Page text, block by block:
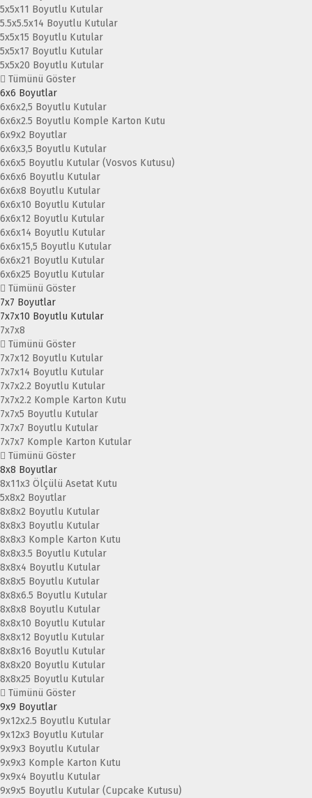
5x5x11 Boyutlu Kutular
5.5x5.5x14 Boyutlu Kutular
5x5x15 Boyutlu Kutular
5x5x17 Boyutlu Kutular
5x5x20 Boyutlu Kutular
Tümünü Göster
6x6 Boyutlar
6x6x2,5 Boyutlu Kutular
6x6x2.5 Boyutlu Komple Karton Kutu
6x9x2 Boyutlar
6x6x3,5 Boyutlu Kutular
6x6x5 Boyutlu Kutular (Vosvos Kutusu)
6x6x6 Boyutlu Kutular
6x6x8 Boyutlu Kutular
6x6x10 Boyutlu Kutular
6x6x12 Boyutlu Kutular
6x6x14 Boyutlu Kutular
6x6x15,5 Boyutlu Kutular
6x6x21 Boyutlu Kutular
6x6x25 Boyutlu Kutular
Tümünü Göster
7x7 Boyutlar
7x7x10 Boyutlu Kutular
7x7x8
Tümünü Göster
7x7x12 Boyutlu Kutular
7x7x14 Boyutlu Kutular
7x7x2.2 Boyutlu Kutular
7x7x2.2 Komple Karton Kutu
7x7x5 Boyutlu Kutular
7x7x7 Boyutlu Kutular
7x7x7 Komple Karton Kutular
Tümünü Göster
8x8 Boyutlar
8x11x3 Ölçülü Asetat Kutu
5x8x2 Boyutlar
8x8x2 Boyutlu Kutular
8x8x3 Boyutlu Kutular
8x8x3 Komple Karton Kutu
8x8x3.5 Boyutlu Kutular
8x8x4 Boyutlu Kutular
8x8x5 Boyutlu Kutular
8x8x6.5 Boyutlu Kutular
8x8x8 Boyutlu Kutular
8x8x10 Boyutlu Kutular
8x8x12 Boyutlu Kutular
8x8x16 Boyutlu Kutular
8x8x20 Boyutlu Kutular
8x8x25 Boyutlu Kutular
Tümünü Göster
9x9 Boyutlar
9x12x2.5 Boyutlu Kutular
9x12x3 Boyutlu Kutular
9x9x3 Boyutlu Kutular
9x9x3 Komple Karton Kutu
9x9x4 Boyutlu Kutular
9x9x5 Boyutlu Kutular (Cupcake Kutusu)